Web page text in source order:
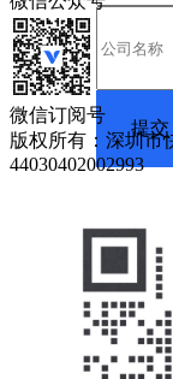
微信订阅号
版权所有：深圳市
44030402002993